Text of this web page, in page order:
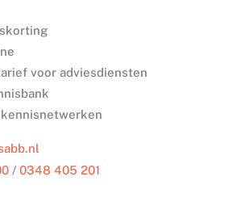
voor adviesdiensten
/ 0348 405 201